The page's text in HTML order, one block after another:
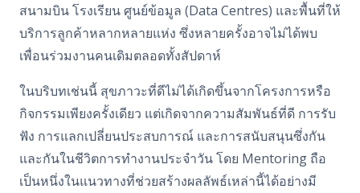
สนามบิน โรงเรียน ศูนย์ข้อมูล (Data Centres) และพื้นที่ให้
บริการลูกค้าหลากหลายแห่ง ซึ่งหลายครั้งอาจไม่ได้พบ
เพื่อนร่วมงานคนเดิมตลอดทั้งสัปดาห์
ในบริบทเช่นนี้ สุขภาวะที่ดีไม่ได้เกิดขึ้นจากโครงการหรือ
กิจกรรมเพียงครั้งเดียว แต่เกิดจากความสัมพันธ์ที่ดี การรับ
ฟัง การแลกเปลี่ยนประสบการณ์ และการสนับสนุนซึ่งกัน
และกันในชีวิตการทำงานประจำวัน โดย Mentoring ถือ
เป็นหนึ่งในแนวทางที่ช่วยสร้างผลลัพธ์เหล่านี้ได้อย่างมี